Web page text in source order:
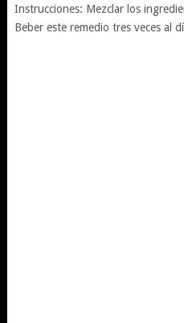
Instrucciones: Mezclar los
Beber este remedio tres veces al